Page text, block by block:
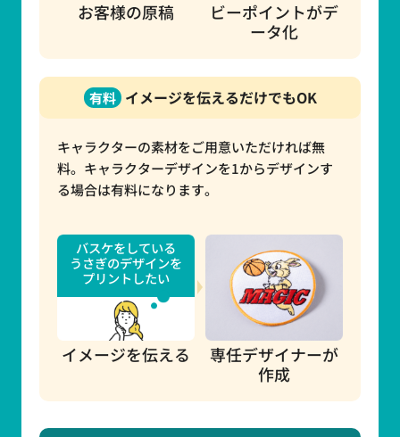
お客様の原稿
ビーポイントがデ
ータ化
有料 イメージを伝えるだけでもOK
キャラクターの素材をご用意いただければ無
料。キャラクターデザインを1からデザインす
る場合は有料になります。
バスケをしている
うさぎのデザインを
プリントしたい
イメージを伝える
専任デザイナーが
作成